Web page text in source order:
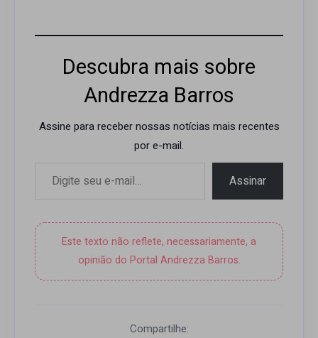
Descubra mais sobre
Andrezza Barros
Assine para receber nossas notícias mais recentes
por e-mail.
Assinar
Este texto não reflete, necessariamente, a
opinião do Portal Andrezza Barros.
Compartilhe: